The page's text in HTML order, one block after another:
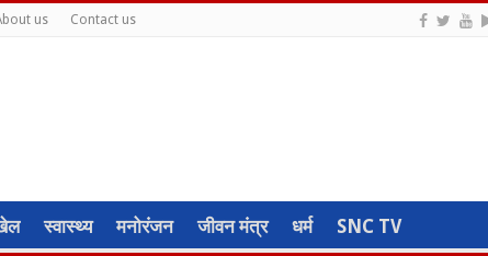
us Contact us
स्वास्थ्य मनोरंजन जीवन मंत्र धर्म SNC TV